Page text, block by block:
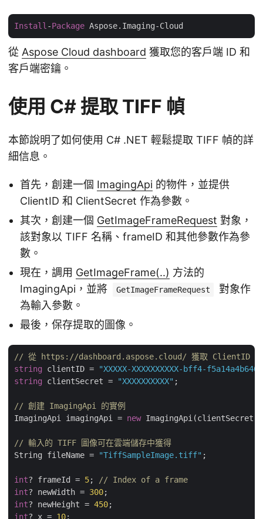
Install -Package
從 Aspose Cloud dashboard 獲取您的客戶端 ID 和
客戶端密鑰。
使用 C# 提取 TIFF 幀
本節說明了如何使用 C# .NET 輕鬆提取 TIFF 幀的詳
細信息。
首先，創建一個 ImagingApi 的物件，並提供
ClientID 和 ClientSecret 作為參數。
其次，創建一個 GetImageFrameRequest 對象，
該對象以 TIFF 名稱、frameID 和其他參數作為參
數。
現在，調用 GetImageFrame(..) 方法的
ImagingApi，並將
GetImageFrameRequest
對象作
為輸入參數。
最後，保存提取的圖像。
// 從 https://dashboard.aspose.cloud/ 獲取 ClientID
string clientID =
"XXXXX-XXXXXXXXXX-bff4-
string clientSecret = "XXXXXXXXXX" ;
// 創建 ImagingApi 的實例
ImagingApi imagingApi = new
// 輸入的 TIFF 圖像可在雲端儲存中獲得
String fileName =
"TiffSampleImage.tiff" ;
int? frameId = 5;
// Index of a frame
int? newWidth = 300
int? newHeight = 450
int? x = 10